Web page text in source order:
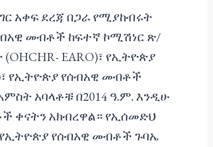
አቀፍ ደረጃ በጋራ የሚያከብሩት
መብቶች ከፍተኛ ኮሚሽነር ጽ/
EARO)፣ የኢትዮጵያ
የኢትዮጵያ የሰብአዊ መብቶች
አባላቶቹ በ2014 ዓ.ም. እንዲሁ
ቀናትን አክብረዋል። የኢሰመድህ
የሰብአዊ መብቶች ጉባኤ